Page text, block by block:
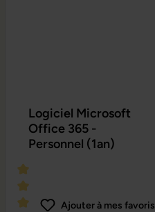
Logiciel Microsoft
Office 365 -
Personnel (1an)
Ajouter à mes favoris